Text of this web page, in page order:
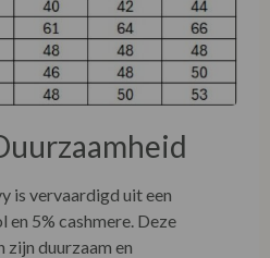
is vervaardigd uit een
en 5% cashmere. Deze
duurzaam en